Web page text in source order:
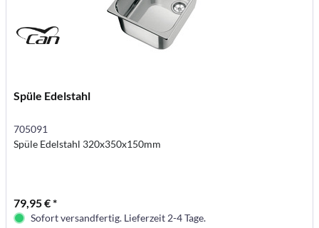
Spüle Edelstahl
705091
Spüle Edelstahl 320x350x150mm
79,95 € *
Sofort versandfertig. Lieferzeit 2-4 Tage.